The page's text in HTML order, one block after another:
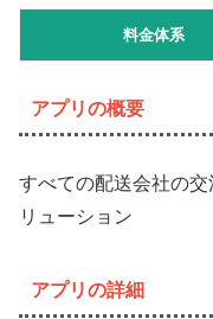
料金体系
アプリの概要
すべての配送会社の
リューション
アプリの詳細